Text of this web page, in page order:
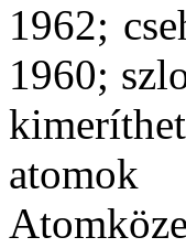
1962;
1960;